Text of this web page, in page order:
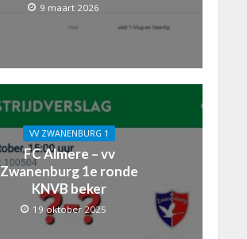
9 maart 2026
VV ZWANENBURG 1
FC Almere – vv
Zwanenburg 1e ronde
KNVB beker
19 oktober 2025